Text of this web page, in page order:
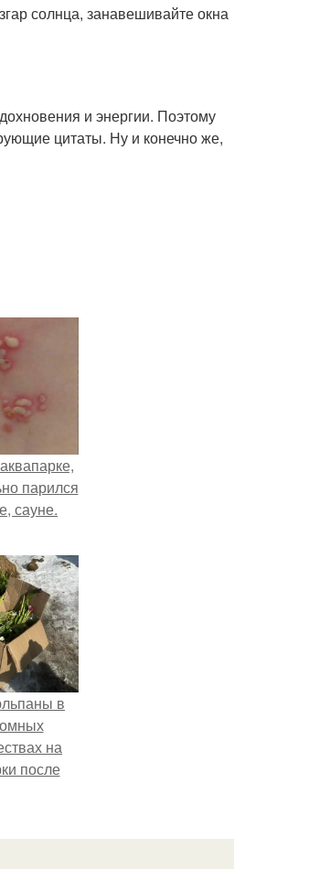
солнца, занавешивайте окна
и энергии. Поэтому
цитаты. Ну и конечно же,
парился
сауне.
в
на
после